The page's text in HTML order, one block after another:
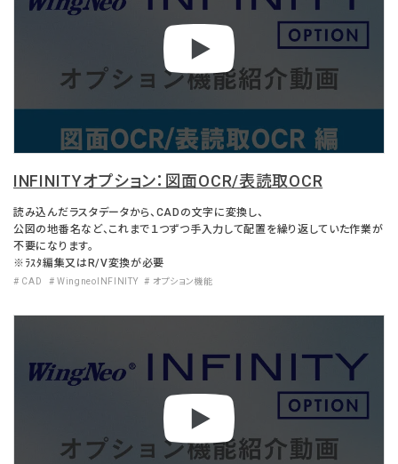
INFINITYオプション：図面OCR/表読取OCR
読み込んだラスタデータから、CADの文字に変換し、
公図の地番名など、これまで１つずつ手入力して配置を繰り返していた作業が
不要になります。
※ﾗｽﾀ編集又はR/V変換が必要
# CAD # WingneoINFINITY # オプション機能